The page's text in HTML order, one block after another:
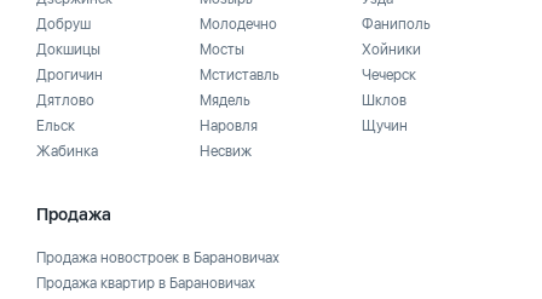
Добруш
Докшицы
Дрогичин
Дятлово
Ельск
Жабинка
Молодечно
Мосты
Мстиставль
Мядель
Наровля
Несвиж
Фаниполь
Хойники
Чечерск
Шклов
Щучин
Продажа
Продажа новостроек в Барановичах
Продажа квартир в Барановичах